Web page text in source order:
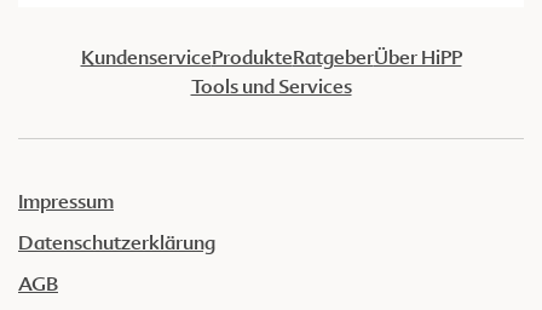
KundenserviceProdukteRatgeberÜber HiPP
Tools und Services
Impressum
Datenschutzerklärung
AGB